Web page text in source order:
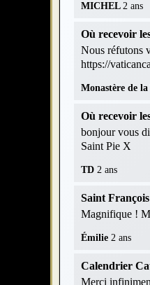
MICHEL 2 ans
Où recevoir
Nous réfutons
https://
Monastère de
Où recevoir
bonjour vous
Saint Pie X
TD 2 ans
Saint
Magnifique !
Émilie 2 ans
Calendrier
Merci